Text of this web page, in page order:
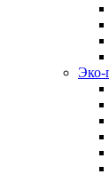
Эко-